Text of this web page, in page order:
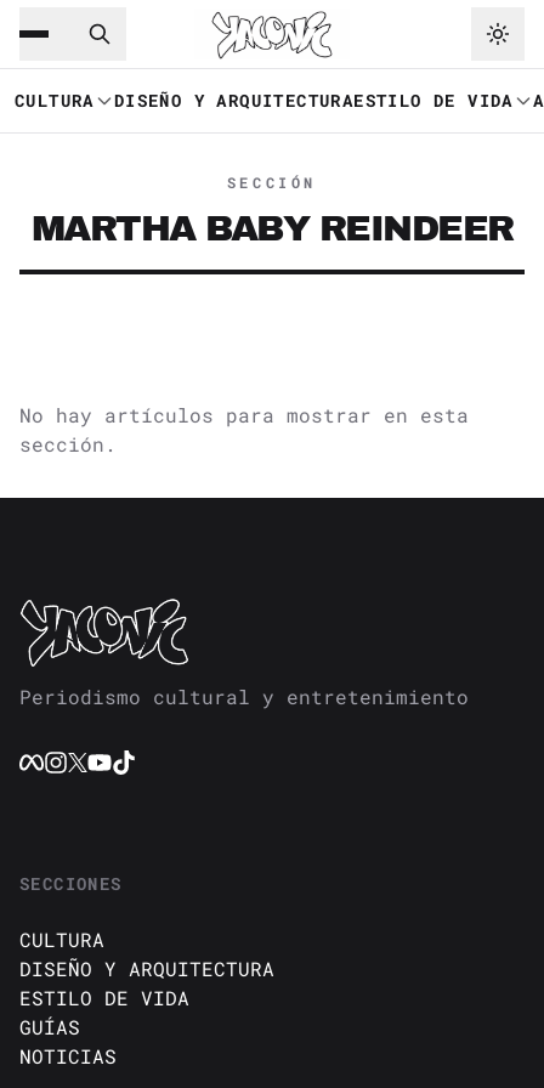
Saltar al contenido principal
CULTURA DISEÑO Y ARQUITECTURAESTILO DE VIDA
SECCIÓN
MARTHA BABY REINDEER
No hay artículos para mostrar en esta
sección.
Periodismo cultural y entretenimiento
SECCIONES
CULTURA
DISEÑO Y ARQUITECTURA
ESTILO DE VIDA
GUÍAS
NOTICIAS